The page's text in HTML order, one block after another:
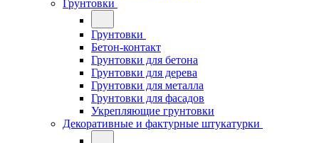
Грунтовки
Грунтовки
Бетон-контакт
Грунтовки для бетона
Грунтовки для дерева
Грунтовки для металла
Грунтовки для фасадов
Укрепляющие грунтовки
Декоративные и фактурные штукатурки